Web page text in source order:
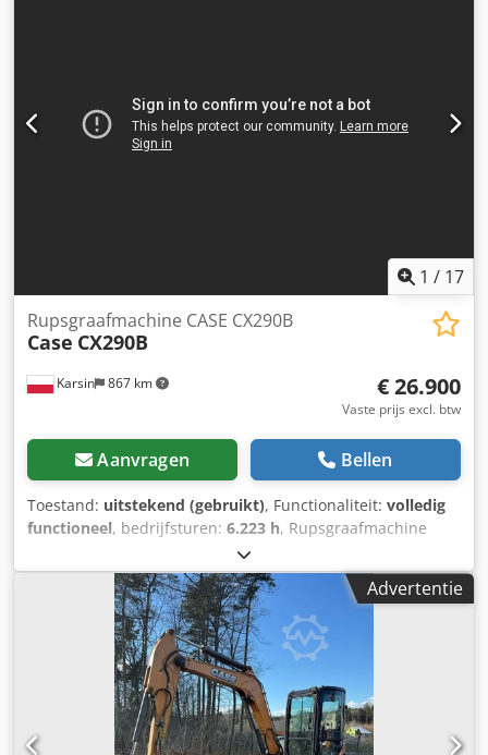
1 / 17
Karsin 867 km
Rupsgraafmachine CASE CX290B
Case CX290B
€ 26.900
Vaste prijs excl. btw
Aanvragen Bellen
Toestand: uitstekend (gebruikt), Functionaliteit: volledig
functioneel, bedrijfsturen: 6.223 h, Rupsgraafmachine
CASE CX290B Kawasaki Hydraulica Isuzu Motor Technische
gegevens: - Motor: Isuzu AH-6HK1X (6-cilinder,
turbocompressor, common rail). - Motorvermogen: ca. 154
kW (209 pk) bij 1800 tpm. - Bedrijfsgewicht: ca. 29.100 kg -
30.000 kg (afhankelijk van uitrusting). - Hydraulisch
systeem: Variabele plunjerpompen (Kawasaki), zorgen voor
soepele gecombineerde bewegingen. - Maximale
graafbereik: ca. 10,5 - 10,7 m. Dsdpjygy Awsfx Abheck -
Maximale graafdiepte: ca. 7,1 m. - Bakinhoud: standaard
Advertentie